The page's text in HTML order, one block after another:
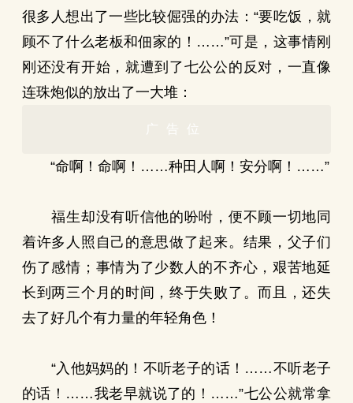
很多人想出了一些比较倔强的办法：“要吃饭，就
顾不了什么老板和佃家的！……”可是，这事情刚
刚还没有开始，就遭到了七公公的反对，一直像
连珠炮似的放出了一大堆：
广告位
“命啊！命啊！……种田人啊！安分啊！……”
福生却没有听信他的吩咐，便不顾一切地同
着许多人照自己的意思做了起来。结果，父子们
伤了感情；事情为了少数人的不齐心，艰苦地延
长到两三个月的时间，终于失败了。而且，还失
去了好几个有力量的年轻角色！
“入他妈妈的！不听老子的话！……不听老子
的话！……我老早就说了的！……”七公公就常拿